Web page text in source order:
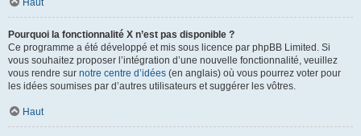
Haut
Pourquoi la fonctionnalité X n’est pas disponible ?
Ce programme a été développé et mis sous licence par phpBB Limited. Si
vous souhaitez proposer l’intégration d’une nouvelle fonctionnalité, veuillez
vous rendre sur notre centre d’idées (en anglais) où vous pourrez voter pour
les idées soumises par d’autres utilisateurs et suggérer les vôtres.
Haut